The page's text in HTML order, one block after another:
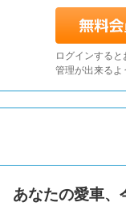
ログインする
管理が出来るよ
あなたの愛車、